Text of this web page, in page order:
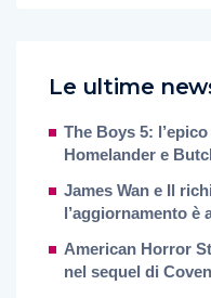
Le ultime
The Boys 5:
Homelander e
James Wan e Il
l’aggiornamento è
American Horror
nel sequel di Coven